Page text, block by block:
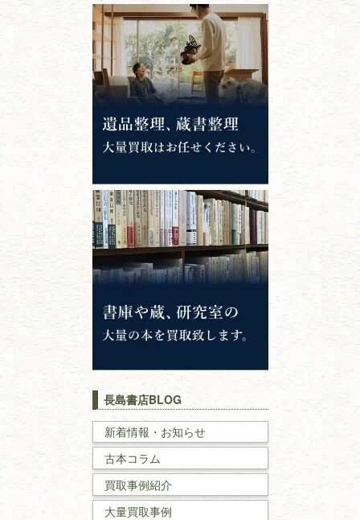
江戸時代の書物
唐本・漢籍・
中国書物・朝鮮本
錦絵・浮世絵・版画・刷り物
専門書・ 学術書
哲学書・思想書
心理学・倫理学
仏教書
神道・神社仏閣
イスラム教
キリスト教
戦記・戦史
国文学・
理工書
長島書店BLOG
新着情報・お知らせ
古本コラム
買取事例紹介
大量買取事例